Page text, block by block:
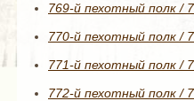
769-й пехотный полк /
770-й пехотный полк /
771-й пехотный полк /
772-й пехотный полк /